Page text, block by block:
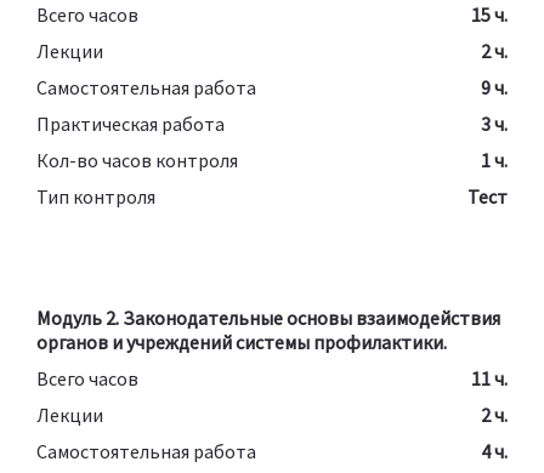
Всего часов
15 ч.
Лекции
2 ч.
Самостоятельная работа
9 ч.
Практическая работа
3 ч.
Кол-во часов контроля
1 ч.
Тип контроля
Тест
Модуль 2. Законодательные основы взаимодействия
органов и учреждений системы профилактики.​
Всего часов
11 ч.
Лекции
2 ч.
Самостоятельная работа
4 ч.